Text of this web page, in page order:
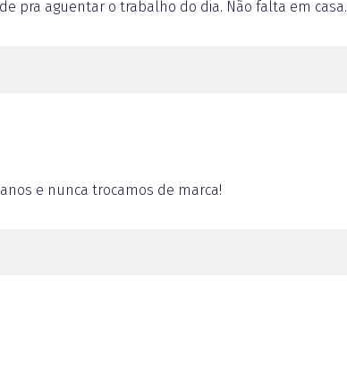
pra aguentar o trabalho do dia. Não falta em casa.
e nunca trocamos de marca!